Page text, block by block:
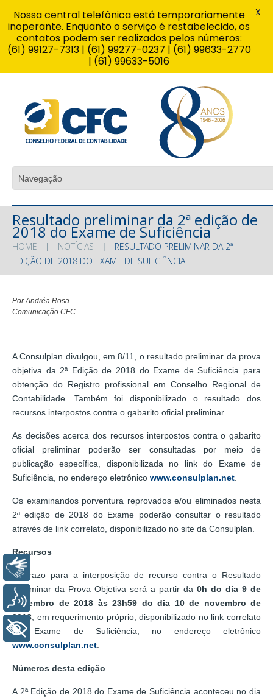
Resultado preliminar da 2ª edição de
2018 do Exame de Suficiência
HOME NOTÍCIAS
RESULTADO PRELIMINAR DA 2ª
EDIÇÃO DE 2018 DO EXAME DE SUFICIÊNCIA
Por Andréa Rosa
Comunicação CFC
A Consulplan divulgou, em 8/11, o resultado preliminar da prova
objetiva da 2ª Edição de 2018 do Exame de Suficiência para
obtenção do Registro profissional em Conselho Regional de
Contabilidade. Também foi disponibilizado o resultado dos
recursos interpostos contra o gabarito oficial preliminar.
As decisões acerca dos recursos interpostos contra o gabarito
oficial preliminar poderão ser consultadas por meio de
publicação específica, disponibilizada no link do Exame de
Suficiência, no endereço eletrônico www.consulplan.net
Os examinandos porventura reprovados e/ou eliminados nesta
2ª edição de 2018 do Exame poderão consultar o resultado
através de link correlato, disponibilizado no site da Consulplan.
Recursos
O prazo para a interposição de recurso contra o Resultado
Preliminar da Prova Objetiva será a partir da 0h do dia 9 de
novembro de 2018 às 23h59 do dia 10 de novembro de
2018 , em requerimento próprio, disponibilizado no link correlato
ao Exame de Suficiência, no endereço eletrônico
www.consulplan.net
Números desta edição
A 2ª Edição de 2018 do Exame de Suficiência aconteceu no dia
Nossa central telefônica está temporariamente
inoperante. Enquanto o serviço é restabelecido, os
contatos podem ser realizados pelos números:
(61) 99127-7313 | (61) 99277-0237 | (61) 99633-2770
| (61) 99633-5016
X
Voz
+ Acessibilidade